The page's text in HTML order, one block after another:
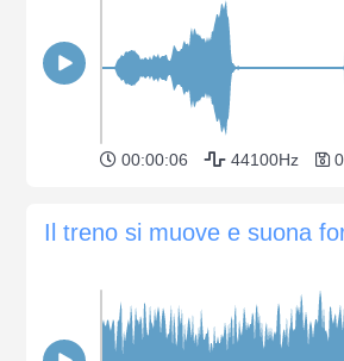
00:00:06 44100Hz
Il treno si muove e suona